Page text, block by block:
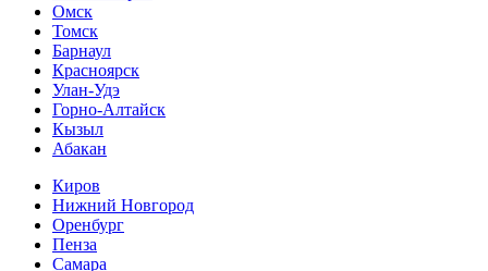
Омск
Томск
Барнаул
Красноярск
Улан-Удэ
Горно-Алтайск
Кызыл
Абакан
Киров
Нижний Новгород
Оренбург
Пенза
Самара